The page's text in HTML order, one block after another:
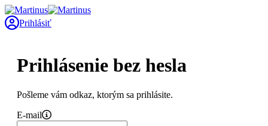
Prihlásiť
Prihlásenie bez hesla
Pošleme vám odkaz, ktorým sa prihlásite.
E-mail